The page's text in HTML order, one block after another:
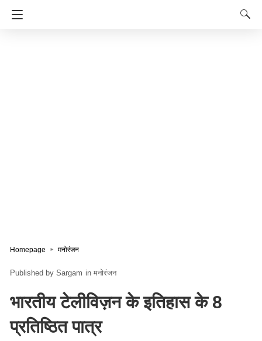
Homepage मनोरंजन
Sargam in मनोरंजन
भारतीय टेलीविज़न के इतिहास के 8
प्रतिष्ठित पात्र